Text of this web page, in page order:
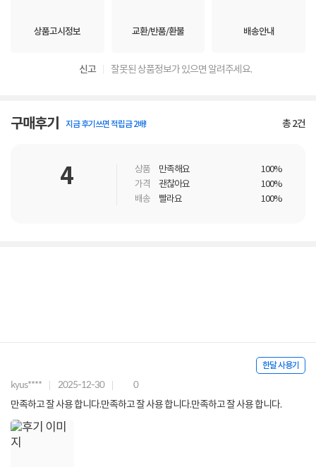
상품고시정보 교환/반품/환불 배송안내
신고 잘못된 상품정보가 있으면 알려주세요.
구매후기 지금 후기쓰면 적립금 2배! 총2건
4 상품 만족해요
100%
가격
괜찮아요
100%
배송
빨라요 100%
한달 사용기
kyus**** 2025-12-30 0
만족하고 잘 사용 합니다.만족하고 잘 사용 합니다.만족하고 잘 사용 합니다.